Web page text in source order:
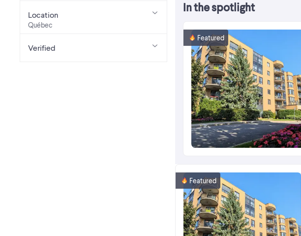
Location
Québec
Verified
In the spotlight
Featured
Featured